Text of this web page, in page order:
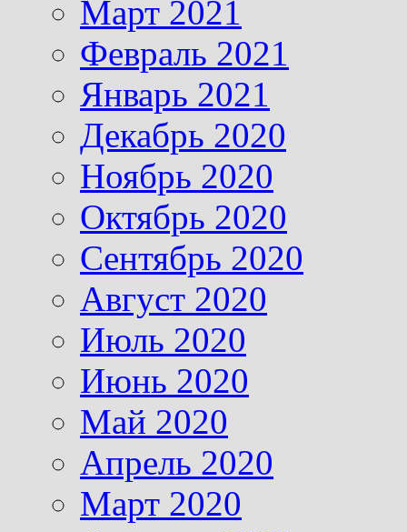
Март 2021
Февраль 2021
Январь 2021
Декабрь 2020
Ноябрь 2020
Октябрь 2020
Сентябрь 2020
Август 2020
Июль 2020
Июнь 2020
Май 2020
Апрель 2020
Март 2020